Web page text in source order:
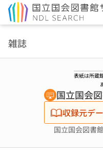
雑誌
表紙は所蔵
国立国会
収録元デ
国立国会図書